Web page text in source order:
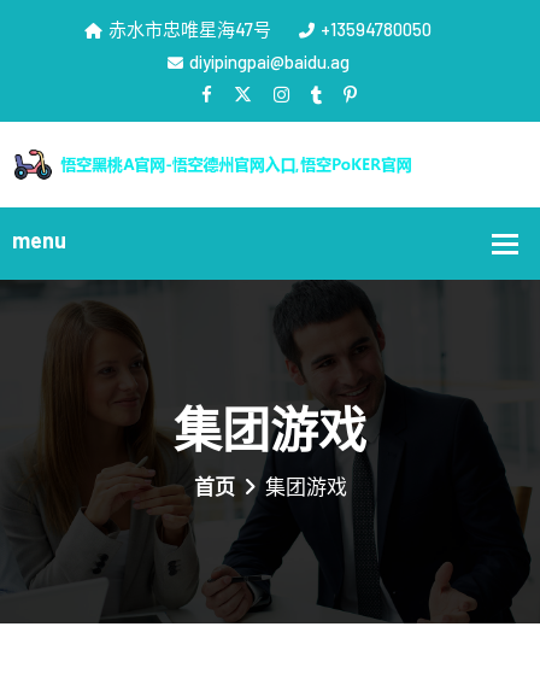
赤水市忠唯星海47号
+13594780050
diyipingpai@baidu.ag
集团游戏
首页 集团游戏